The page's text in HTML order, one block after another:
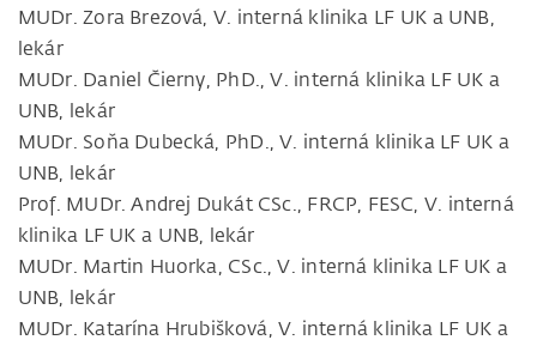
MUDr. Zora Brezová, V. interná klinika LF UK a UNB,
lekár
MUDr. Daniel Čierny, PhD., V. interná klinika LF UK a
UNB, lekár
MUDr. Soňa Dubecká, PhD., V. interná klinika LF UK a
UNB, lekár
Prof. MUDr. Andrej Dukát CSc., FRCP, FESC, V. interná
klinika LF UK a UNB, lekár
MUDr. Martin Huorka, CSc., V. interná klinika LF UK a
UNB, lekár
MUDr. Katarína Hrubišková, V. interná klinika LF UK a